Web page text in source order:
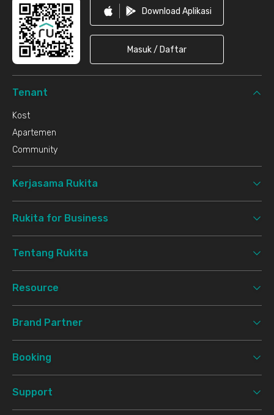
Download Aplikasi
Masuk / Daftar
Tenant
Kost
Apartemen
Community
Kerjasama Rukita
Rukita for Business
Tentang Rukita
Resource
Brand Partner
Booking
Support